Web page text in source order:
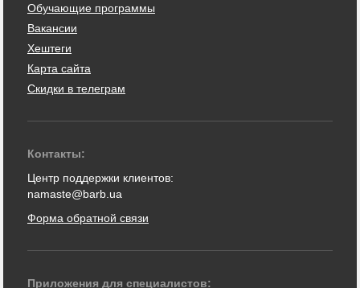
Обучающие программы
Вакансии
Хештеги
Карта сайта
Скидки в телеграм
Контакты:
Центр поддержки клиентов:
namaste@barb.ua
Форма обратной связи
Приложения для специалистов: